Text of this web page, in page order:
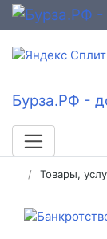
Бурза.РФ -
Товары,